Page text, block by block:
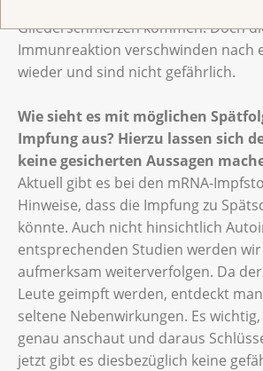
Gliederschmerzen kommen. Doch
Immunreaktion verschwinden nach
wieder und sind nicht gefährlich.
Wie sieht es mit möglichen
Impfung aus? Hierzu lassen sich
keine gesicherten Aussagen
Aktuell gibt es bei den mRNA-
Hinweise, dass die Impfung zu
könnte. Auch nicht hinsichtlich
entsprechenden Studien werden
aufmerksam weiterverfolgen. Da
Leute geimpft werden, entdeckt
seltene Nebenwirkungen. Es
genau anschaut und daraus
jetzt gibt es diesbezüglich keine